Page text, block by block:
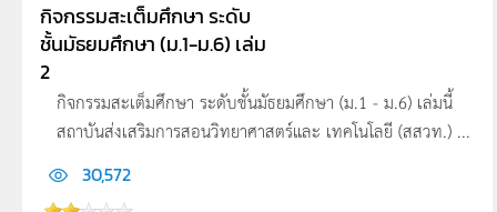
กิจกรรมสะเต็มศึกษา ระดับ
ชั้นมัธยมศึกษา (ม.1-ม.6) เล่ม
2
กิจกรรมสะเต็มศึกษา ระดับชั้นมัธยมศึกษา (ม.1 - ม.6) เล่มนี้
สถาบันส่งเสริมการสอนวิทยาศาสตร์และ เทคโนโลยี (สสวท.) ...
30,572